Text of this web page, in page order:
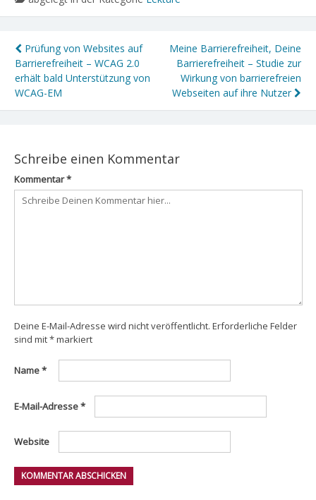
Prüfung von Websites auf
Barrierefreiheit – WCAG 2.0
erhält bald Unterstützung von
WCAG-EM
Meine Barrierefreiheit, Deine
Barrierefreiheit – Studie zur
Wirkung von barrierefreien
Webseiten auf ihre Nutzer
Schreibe einen Kommentar
Kommentar*
Deine E-Mail-Adresse wird nicht veröffentlicht. Erforderliche Felder
sind mit*markiert
Name*
E-Mail-Adresse*
Website